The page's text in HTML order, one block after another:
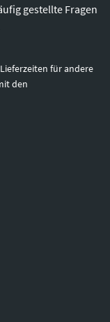
gestellte Fragen
für andere
den